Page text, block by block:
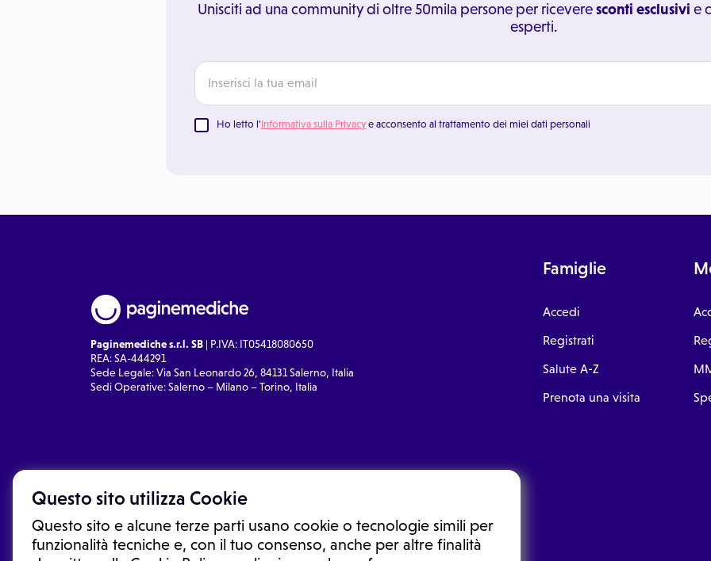
Questo sito utilizza Cookie
Questo sito e alcune terze parti usano cookie o tecnologie simili per
funzionalità tecniche e, con il tuo consenso, anche per altre finalità
Unisciti ad una community di oltre 50mila persone per riceveresconti esclusivi e
esperti.
Ho letto l'Informativa sulla Privacy e acconsento al trattamento dei miei dati personali
Paginemediche s.r.l. SB | P.IVA: IT05418080650
REA: SA-444291
Sede Legale: Via San Leonardo 26, 84131 Salerno, Italia
Sedi Operative: Salerno – Milano – Torino, Italia
Famiglie
Accedi
Registrati
Salute A-Z
Prenota una visita